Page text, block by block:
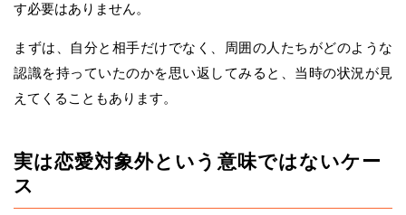
す必要はありません。
まずは、自分と相手だけでなく、周囲の人たちがどのような
認識を持っていたのかを思い返してみると、当時の状況が見
えてくることもあります。
実は恋愛対象外という意味ではないケー
ス